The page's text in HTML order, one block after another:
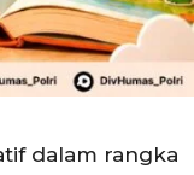
dalam rangka